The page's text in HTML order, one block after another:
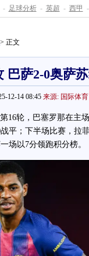
- 足球分析 - 英超 - 西甲 -
> 正文
巴萨2-0奥萨
12-14 08:45 来源: 国际体育
轮，巴塞罗那在主
平；下半场比赛，拉
场以7分领跑积分榜。